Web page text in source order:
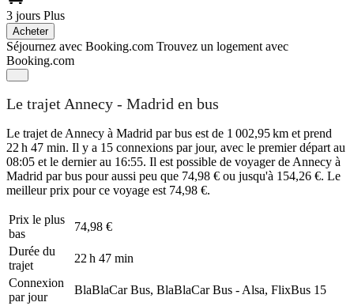
3 jours Plus
Acheter
Séjournez avec Booking.com Trouvez un logement avec
Booking.com
Le trajet Annecy - Madrid en bus
Le trajet de Annecy à Madrid par bus est de 1 002,95 km et prend
22 h 47 min. Il y a 15 connexions par jour, avec le premier départ au
08:05 et le dernier au 16:55. Il est possible de voyager de Annecy à
Madrid par bus pour aussi peu que 74,98 € ou jusqu'à 154,26 €. Le
meilleur prix pour ce voyage est 74,98 €.
Prix ​​le plus
bas
74,98 €
Durée du
trajet
22 h 47 min
Connexion
par jour
BlaBlaCar Bus, BlaBlaCar Bus - Alsa, FlixBus 15